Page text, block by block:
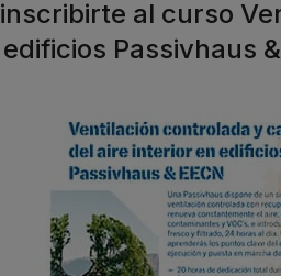
al curso
Passivhaus &